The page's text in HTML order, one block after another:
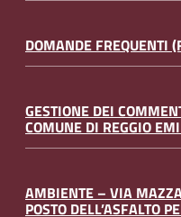
DOMANDE FREQUENTI
GESTIONE DEI
COMUNE DI REGGIO
AMBIENTE – VIA
POSTO DELL’ASFALTO